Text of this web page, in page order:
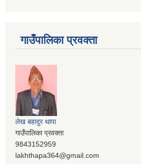
गाउँपालिका प्रवक्ता
लेख बहादुर थापा
गाउँपालिका प्रवक्ता
9843152959
lakhthapa364@gmail.com